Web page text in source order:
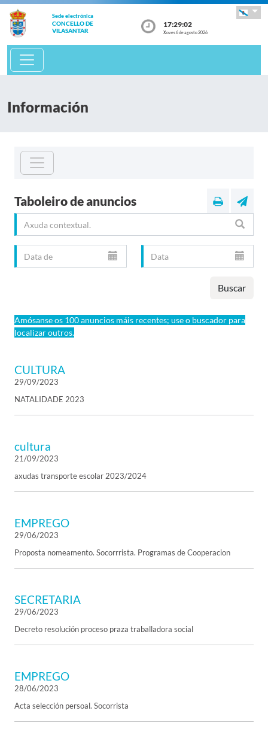
Sede electrónica
CONCELLO DE
VILASANTAR
17:29:02
Xoves 6 de agosto 2026
Información
Taboleiro de anuncios
Buscar
Amósanse os 100 anuncios máis recentes; use o buscador para
localizar outros.
CULTURA
29/09/2023
NATALIDADE 2023
cultura
21/09/2023
axudas transporte escolar 2023/2024
EMPREGO
29/06/2023
Proposta nomeamento. Socorrrista. Programas de Cooperacion
SECRETARIA
29/06/2023
Decreto resolución proceso praza traballadora social
EMPREGO
28/06/2023
Acta selección persoal. Socorrista